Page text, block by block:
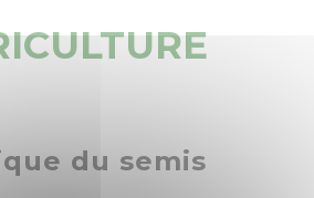
du semis